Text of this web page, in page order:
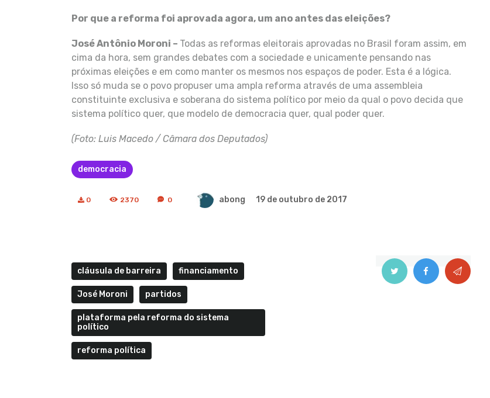
Por que a reforma foi aprovada agora, um ano antes das eleições?
José Antônio Moroni – Todas as reformas eleitorais aprovadas no Brasil foram assim, em
cima da hora, sem grandes debates com a sociedade e unicamente pensando nas
próximas eleições e em como manter os mesmos nos espaços de poder. Esta é a lógica.
Isso só muda se o povo propuser uma ampla reforma através de uma assembleia
constituinte exclusiva e soberana do sistema político por meio da qual o povo decida que
sistema político quer, que modelo de democracia quer, qual poder quer.
(Foto: Luis Macedo / Câmara dos Deputados)
democracia
0 2370 0 abong 19 de outubro de 2017
cláusula de barreira financiamento
José Moroni partidos
plataforma pela reforma do sistema
político
reforma política